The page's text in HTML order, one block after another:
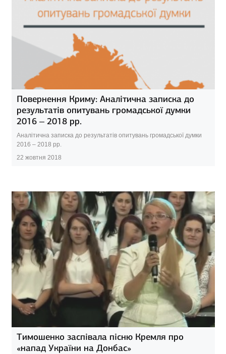
Повернення Криму: Аналітична записка до
результатів опитувань громадської думки
2016 – 2018 рр.
Аналітична записка до результатів опитувань громадської думки
2016 – 2018 рр.
22 жовтня 2018
Тимошенко заспівала пісню Кремля про
«напад України на Донбас»